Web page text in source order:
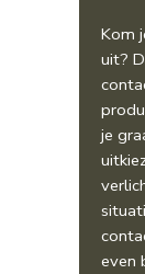
Kom
uit?
je
even